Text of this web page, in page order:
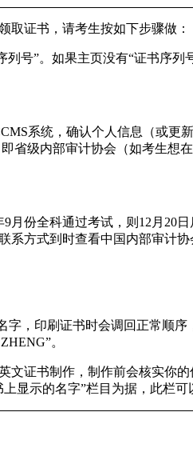
取证书，请考生按如下步骤做：
列号”。如果主页没有“证书序列
系统，确认个人信息（或更
省级内部审计协会（如考生想
月份全科通过考试，则12月20
系方式到时查看中国内部审计协
，印刷证书时会调回正常顺序
。
证书制作，制作前会核实你
显示的名字”栏目为据，此栏可